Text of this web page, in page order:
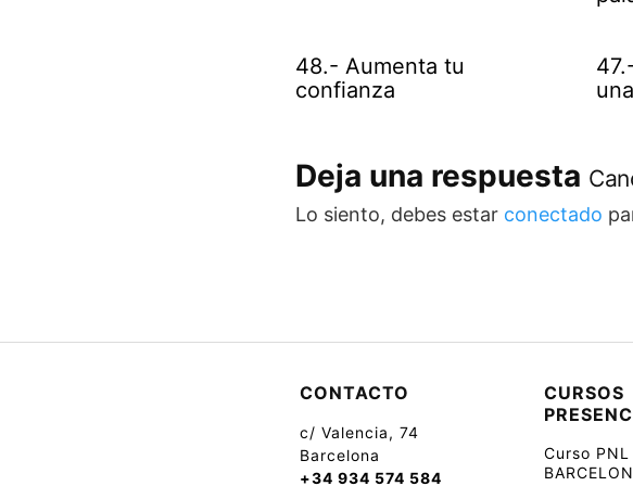
48.- Aumenta tu
confianza
Deja una respuesta
Lo siento, debes estar conectado
CONTACTO
c/ Valencia, 74
Barcelona
+34 934 574 584
CURSOS
Curso PNL